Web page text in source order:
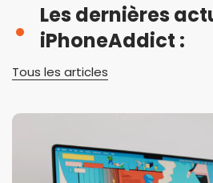
Les dernières
iPhoneAddict :
Tous les articles